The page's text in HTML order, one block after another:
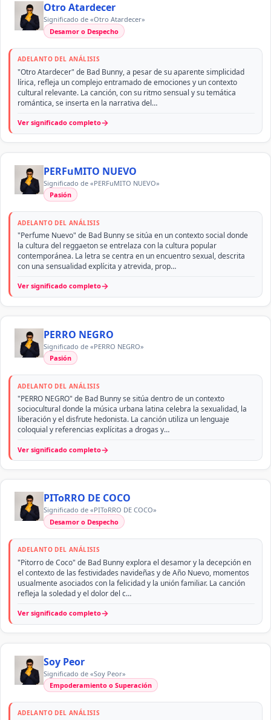
Otro Atardecer
Significado de «Otro Atardecer»
Desamor o Despecho
ADELANTO DEL ANÁLISIS
"Otro Atardecer" de Bad Bunny, a pesar de su aparente simplicidad
lírica, refleja un complejo entramado de emociones y un contexto
cultural relevante. La canción, con su ritmo sensual y su temática
romántica, se inserta en la narrativa del…
Ver significado completo→
PERFuMITO NUEVO
Significado de «PERFuMITO NUEVO»
Pasión
ADELANTO DEL ANÁLISIS
"Perfume Nuevo" de Bad Bunny se sitúa en un contexto social donde
la cultura del reggaeton se entrelaza con la cultura popular
contemporánea. La letra se centra en un encuentro sexual, descrita
con una sensualidad explícita y atrevida, prop…
Ver significado completo→
PERRO NEGRO
Significado de «PERRO NEGRO»
Pasión
ADELANTO DEL ANÁLISIS
"PERRO NEGRO" de Bad Bunny se sitúa dentro de un contexto
sociocultural donde la música urbana latina celebra la sexualidad, la
liberación y el disfrute hedonista. La canción utiliza un lenguaje
coloquial y referencias explícitas a drogas y…
Ver significado completo→
PIToRRO DE COCO
Significado de «PIToRRO DE COCO»
Desamor o Despecho
ADELANTO DEL ANÁLISIS
"Pitorro de Coco" de Bad Bunny explora el desamor y la decepción en
el contexto de las festividades navideñas y de Año Nuevo, momentos
usualmente asociados con la felicidad y la unión familiar. La canción
refleja la soledad y el dolor del c…
Ver significado completo→
Soy Peor
Significado de «Soy Peor»
Empoderamiento o Superación
ADELANTO DEL ANÁLISIS